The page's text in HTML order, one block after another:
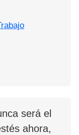
será el
ahora,